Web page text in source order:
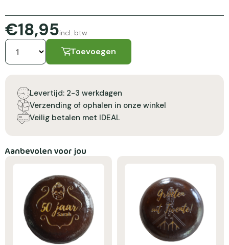
€18,95incl. btw
Toevoegen
Levertijd: 2-3 werkdagen
Verzending of ophalen in onze winkel
Veilig betalen met IDEAL
Aanbevolen voor jou